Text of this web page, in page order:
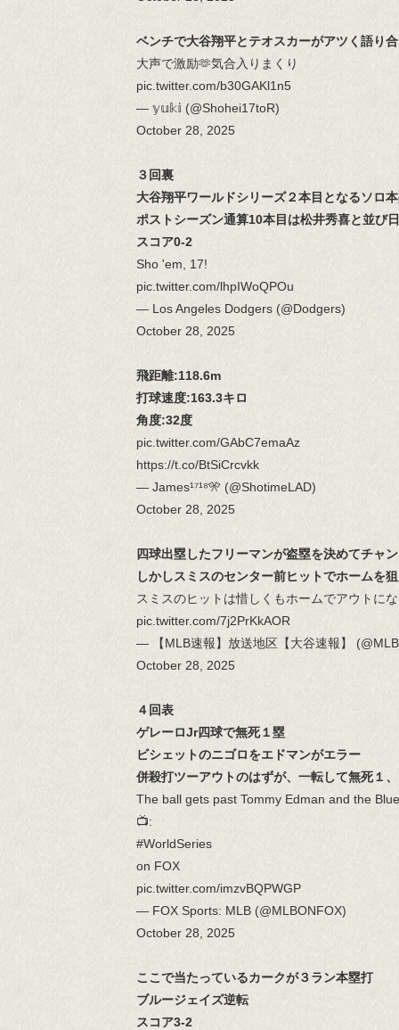
ベンチで大谷翔平とテオスカーがアツく語り
大声で激励🫶気合入りまくり
pic.twitter.com/b30GAKl1n5
— 𝕪𝕦𝕜𝕚 (@Shohei17toR)
October 28, 2025
３回裏
大谷翔平ワールドシリーズ２本目となるソロ
ポストシーズン通算10本目は松井秀喜と並び
スコア0-2
Sho 'em, 17!
pic.twitter.com/lhpIWoQPOu
— Los Angeles Dodgers (@Dodgers)
October 28, 2025
飛距離:118.6m
打球速度:163.3キロ
角度:32度
pic.twitter.com/GAbC7emaAz
https://t.co/BtSiCrcvkk
— James¹⁷¹⁸🎌 (@ShotimeLAD)
October 28, 2025
四球出塁したフリーマンが盗塁を決めてチャ
しかしスミスのセンター前ヒットでホームを
スミスのヒットは惜しくもホームでアウトに
pic.twitter.com/7j2PrKkAOR
— 【MLB速報】放送地区【大谷速報】
October 28, 2025
４回表
ゲレーロJr四球で無死１塁
ビシェットのニゴロをエドマンがエラー
併殺打ツーアウトのはずが、一転して無死１
The ball gets past Tommy Edman and the
📺:
#WorldSeries
on FOX
pic.twitter.com/imzvBQPWGP
— FOX Sports: MLB (@MLBONFOX)
October 28, 2025
ここで当たっているカークが３ラン本塁打
ブルージェイズ逆転
スコア3-2